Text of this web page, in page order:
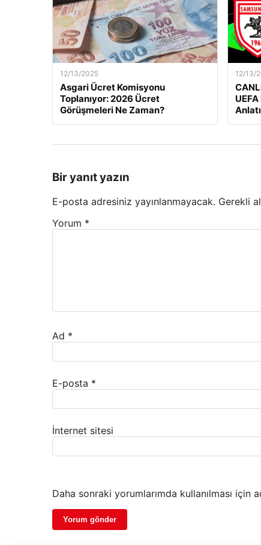
12/13/2025
Asgari Ücret Komisyonu
Toplanıyor: 2026 Ücret
Görüşmeleri Ne Zaman?
12/13/
Bir yanıt yazın
E-posta adresiniz yayınlanmayacak. Gerekli
Yorum *
Ad *
E-posta *
İnternet sitesi
Daha sonraki yorumlarımda kullanılması